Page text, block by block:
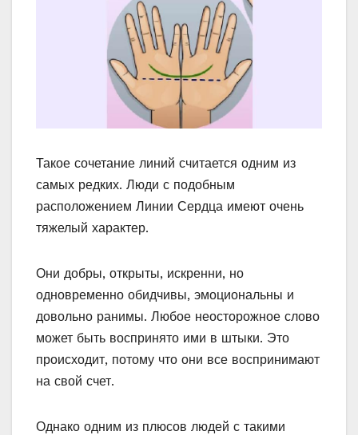
Такое сочетание линий считается одним из
самых редких. Люди с подобным
расположением Линии Сердца имеют очень
тяжелый характер.
Они добры, открыты, искренни, но
одновременно обидчивы, эмоциональны и
довольно ранимы. Любое неосторожное слово
может быть воспринято ими в штыки. Это
происходит, потому что они все воспринимают
на свой счет.
Однако одним из плюсов людей с такими